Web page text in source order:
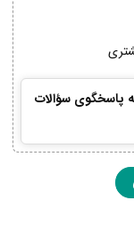
پاسخگوی سؤالات